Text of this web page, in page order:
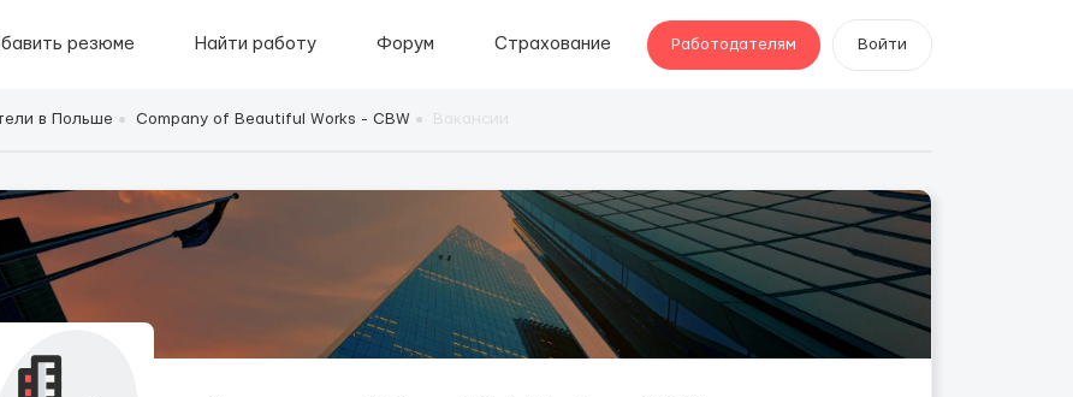
резюме Найти работу Форум Страхование Работодателям Войти
в Польше Company of Beautiful Works - CBW